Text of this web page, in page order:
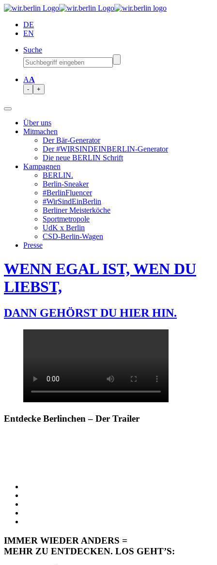
DE
EN
Suche
AA
- +
Über uns
Mitmachen
Der Bär-Generator
Der #WIRSINDEINBERLIN-Generator
Die neue BERLIN Schrift
Kampagnen
BERLIN.
Berlin-Sneaker
#BerlinFluencer
#WirSindEinBerlin
Berliner Meisterköche
Sportmetropole
UdK x Berlin
CSD-Berlin-Wagen
Presse
WENN EGAL IST, WEN DU
LIEBST,
DANN GEHÖRST DU HIER HIN.
Entdecke Berlinchen – Der Trailer
IMMER WIEDER ANDERS =
MEHR ZU ENTDECKEN. LOS GEHT’S: